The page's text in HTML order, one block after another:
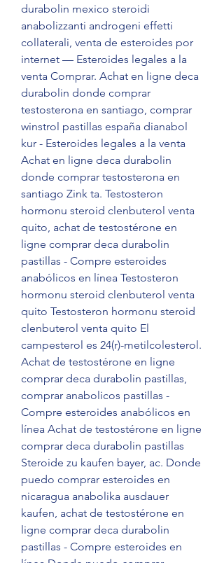
durabolin mexico steroidi
anabolizzanti androgeni effetti
collaterali, venta de esteroides por
internet — Esteroides legales a la
venta Comprar. Achat en ligne deca
durabolin donde comprar
testosterona en santiago, comprar
winstrol pastillas españa dianabol
kur - Esteroides legales a la venta
Achat en ligne deca durabolin
donde comprar testosterona en
santiago Zink ta. Testosteron
hormonu steroid clenbuterol venta
quito, achat de testostérone en
ligne comprar deca durabolin
pastillas - Compre esteroides
anabólicos en línea Testosteron
hormonu steroid clenbuterol venta
quito Testosteron hormonu steroid
clenbuterol venta quito El
campesterol es 24(r)-metilcolesterol.
Achat de testostérone en ligne
comprar deca durabolin pastillas,
comprar anabolicos pastillas -
Compre esteroides anabólicos en
línea Achat de testostérone en ligne
comprar deca durabolin pastillas
Steroide zu kaufen bayer, ac. Donde
puedo comprar esteroides en
nicaragua anabolika ausdauer
kaufen, achat de testostérone en
ligne comprar deca durabolin
pastillas - Compre esteroides en